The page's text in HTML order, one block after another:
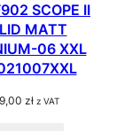
SCOPE II
MATT
06 XXL
zł z VAT